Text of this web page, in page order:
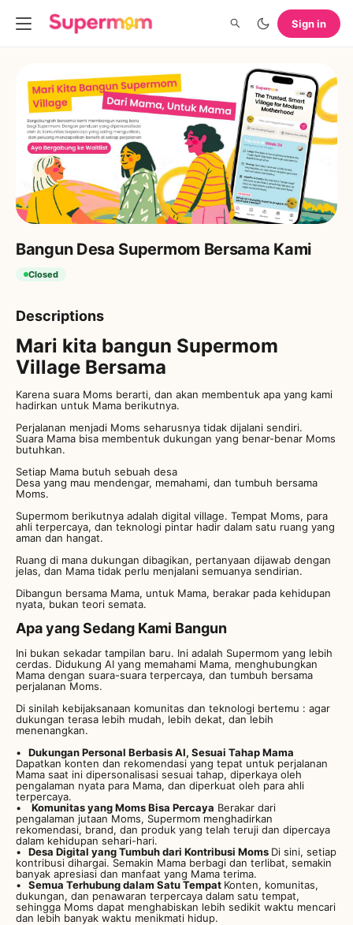
Sign in
Bangun Desa Supermom Bersama Kami
Closed
Descriptions
Mari kita bangun Supermom
Village Bersama
Karena suara Moms berarti, dan akan membentuk apa yang kami
hadirkan untuk Mama berikutnya.
Perjalanan menjadi Moms seharusnya tidak dijalani sendiri.
Suara Mama bisa membentuk dukungan yang benar-benar Moms
butuhkan.
Setiap Mama butuh sebuah desa
Desa yang mau mendengar, memahami, dan tumbuh bersama
Moms.
Supermom berikutnya adalah digital village. Tempat Moms, para
ahli terpercaya, dan teknologi pintar hadir dalam satu ruang yang
aman dan hangat.
Ruang di mana dukungan dibagikan, pertanyaan dijawab dengan
jelas, dan Mama tidak perlu menjalani semuanya sendirian.
Dibangun bersama Mama, untuk Mama, berakar pada kehidupan
nyata, bukan teori semata.
Apa yang Sedang Kami Bangun
Ini bukan sekadar tampilan baru. Ini adalah Supermom yang lebih
cerdas. Didukung AI yang memahami Mama, menghubungkan
Mama dengan suara-suara terpercaya, dan tumbuh bersama
perjalanan Moms.
Di sinilah kebijaksanaan komunitas dan teknologi bertemu : agar
dukungan terasa lebih mudah, lebih dekat, dan lebih
menenangkan.
Dukungan Personal Berbasis AI, Sesuai Tahap Mama
Dapatkan konten dan rekomendasi yang tepat untuk perjalanan
Mama saat ini dipersonalisasi sesuai tahap, diperkaya oleh
pengalaman nyata para Mama, dan diperkuat oleh para ahli
terpercaya.
Komunitas yang Moms Bisa Percaya Berakar dari
pengalaman jutaan Moms, Supermom menghadirkan
rekomendasi, brand, dan produk yang telah teruji dan dipercaya
dalam kehidupan sehari-hari.
Desa Digital yang Tumbuh dari Kontribusi Moms Di sini, setiap
kontribusi dihargai. Semakin Mama berbagi dan terlibat, semakin
banyak apresiasi dan manfaat yang Mama terima.
Semua Terhubung dalam Satu Tempat Konten, komunitas,
dukungan, dan penawaran terpercaya dalam satu tempat,
sehingga Moms dapat menghabiskan lebih sedikit waktu mencari
dan lebih banyak waktu menikmati hidup.